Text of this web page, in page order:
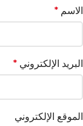
الاسم *
البريد الإلكتروني *
الموقع الإلكتروني